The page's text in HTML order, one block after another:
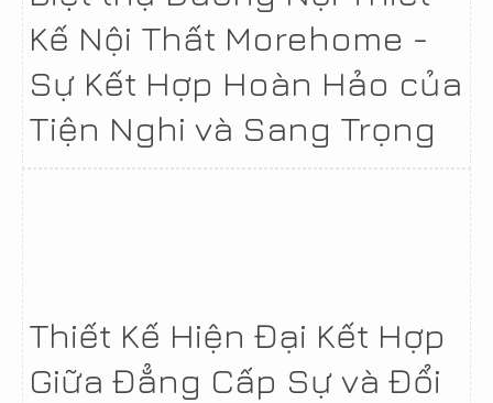
Kế Nội Thất Morehome -
Sự Kết Hợp Hoàn Hảo của
Tiện Nghi và Sang Trọng
Thiết Kế Hiện Đại Kết Hợp
Giữa Đẳng Cấp Sự và Đổi